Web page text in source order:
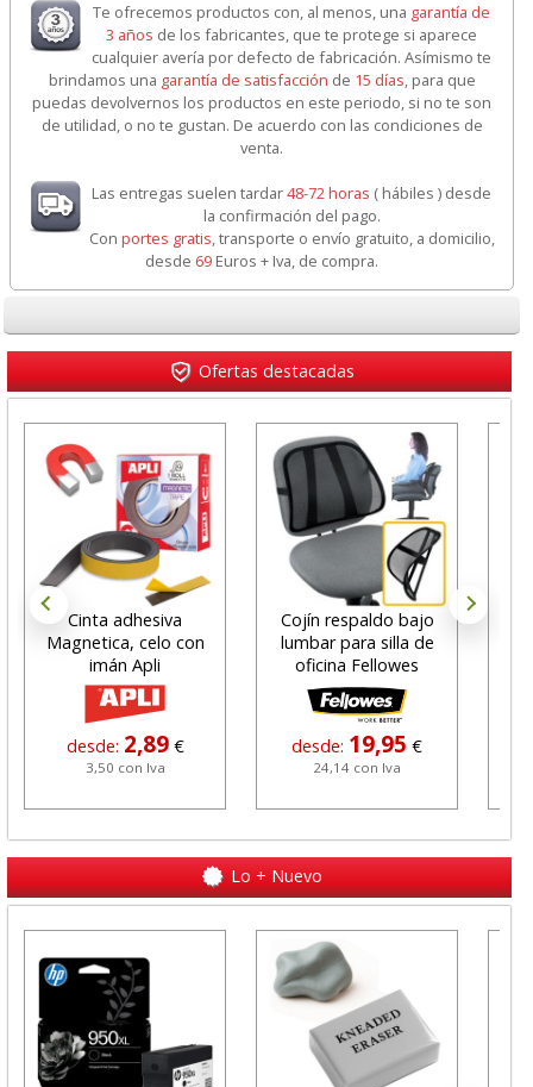
Te ofrecemos productos con, al menos, una garantía de
3 años de los fabricantes, que te protege si aparece
cualquier avería por defecto de fabricación. Asímismo te
brindamos una garantía de satisfacción de 15 días, para que
puedas devolvernos los productos en este periodo, si no te son
de utilidad, o no te gustan. De acuerdo con las condiciones de
venta.
Las entregas suelen tardar48-72 horas ( hábiles ) desde
la confirmación del pago.
Con portes gratis, transporte o envío gratuito, a domicilio,
desde 69 Euros + Iva, de compra.
Ofertas destacadas
Cinta adhesiva
Magnetica, celo con
imán Apli
desde: 2,89 €
3,50 con Iva
Cojín respaldo bajo
lumbar para silla de
oficina Fellowes
desde: 19,95 €
24,14 con Iva
Lo + Nuevo